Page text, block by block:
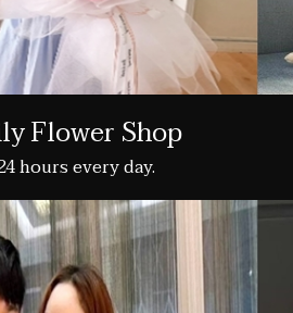
Flower Shop
hours every day.